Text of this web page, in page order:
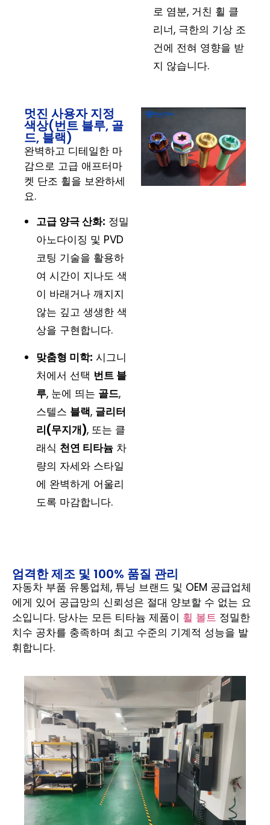
로 염분, 거친 휠 클
리너, 극한의 기상 조
건에 전혀 영향을 받
지 않습니다.
멋진 사용자 지정
색상(번트 블루, 골
드, 블랙)
완벽하고 디테일한 마
감으로 고급 애프터마
켓 단조 휠을 보완하세
요.
고급 양극 산화: 정밀
아노다이징 및 PVD
코팅 기술을 활용하
여 시간이 지나도 색
이 바래거나 깨지지
않는 깊고 생생한 색
상을 구현합니다.
맞춤형 미학: 시그니
처에서 선택 번트 블
루, 눈에 띄는 골드,
스텔스 블랙, 글리터
리(무지개), 또는 클
래식 천연 티타늄 차
량의 자세와 스타일
에 완벽하게 어울리
도록 마감합니다.
엄격한 제조 및 100% 품질 관리
자동차 부품 유통업체, 튜닝 브랜드 및 OEM 공급업체
에게 있어 공급망의 신뢰성은 절대 양보할 수 없는 요
소입니다. 당사는 모든 티타늄 제품이 휠 볼트 정밀한
치수 공차를 충족하며 최고 수준의 기계적 성능을 발
휘합니다.